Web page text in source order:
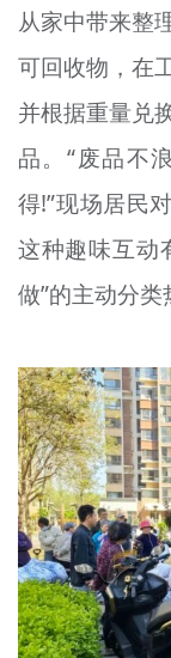
资料库
从家中带来整
可回收物，在
并根据重量兑
品。“废品不
得!”现场居民
这种趣味互动
做”的主动分类